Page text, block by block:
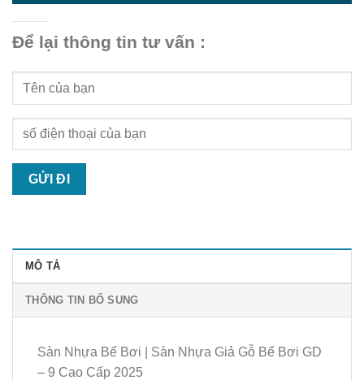
Để lại thông tin tư vấn :
MÔ TẢ
THÔNG TIN BỔ SUNG
Sàn Nhựa Bể Bơi | Sàn Nhựa Giả Gỗ Bể Bơi GD
– 9 Cao Cấp 2025